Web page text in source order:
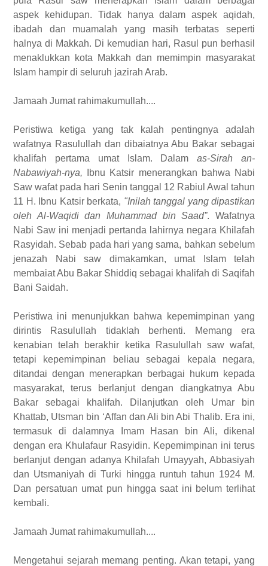
aspek kehidupan. Tidak hanya dalam aspek aqidah,
ibadah dan muamalah yang masih terbatas seperti
halnya di Makkah. Di kemudian hari, Rasul pun berhasil
menaklukkan kota Makkah dan memimpin masyarakat
Islam hampir di seluruh jazirah Arab.
Jamaah Jumat rahimakumullah....
Peristiwa ketiga yang tak kalah pentingnya adalah
wafatnya Rasulullah dan dibaiatnya Abu Bakar sebagai
khalifah pertama umat Islam. Dalamas-Sirah an-
Nabawiyah-nya, Ibnu Katsir menerangkan bahwa Nabi
Saw wafat pada hari Senin tanggal 12 Rabiul Awal tahun
11 H. Ibnu Katsir berkata, "Inilah tanggal yang dipastikan
oleh Al-Waqidi dan Muhammad bin Saad”. Wafatnya
Nabi Saw ini menjadi pertanda lahirnya negara Khilafah
Rasyidah. Sebab pada hari yang sama, bahkan sebelum
jenazah Nabi saw dimakamkan, umat Islam telah
membaiat Abu Bakar Shiddiq sebagai khalifah di Saqifah
Bani Saidah.
Peristiwa ini menunjukkan bahwa kepemimpinan yang
dirintis Rasulullah tidaklah berhenti. Memang era
kenabian telah berakhir ketika Rasulullah saw wafat,
tetapi kepemimpinan beliau sebagai kepala negara,
ditandai dengan menerapkan berbagai hukum kepada
masyarakat, terus berlanjut dengan diangkatnya Abu
Bakar sebagai khalifah. Dilanjutkan oleh Umar bin
Khattab, Utsman bin ‘Affan dan Ali bin Abi Thalib. Era ini,
termasuk di dalamnya Imam Hasan bin Ali, dikenal
dengan era Khulafaur Rasyidin. Kepemimpinan ini terus
berlanjut dengan adanya Khilafah Umayyah, Abbasiyah
dan Utsmaniyah di Turki hingga runtuh tahun 1924 M.
Dan persatuan umat pun hingga saat ini belum terlihat
kembali.
Jamaah Jumat rahimakumullah....
Mengetahui sejarah memang penting. Akan tetapi, yang